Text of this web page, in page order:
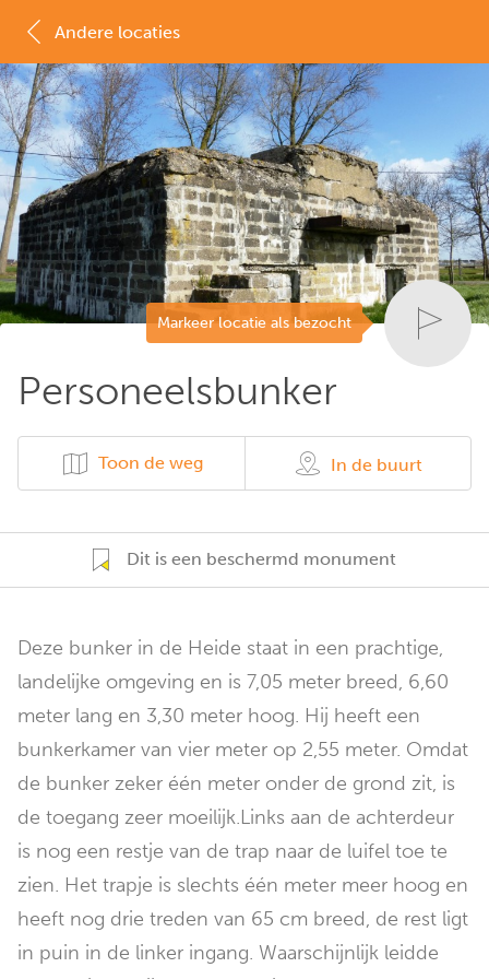
Markeer locatie als bezocht
Personeelsbunker
Toon de weg In de buurt
Dit is een beschermd monument
Deze bunker in de Heide staat in een prachtige,
landelijke omgeving en is 7,05 meter breed, 6,60
meter lang en 3,30 meter hoog. Hij heeft een
bunkerkamer van vier meter op 2,55 meter. Omdat
de bunker zeker één meter onder de grond zit, is
de toegang zeer moeilijk.Links aan de achterdeur
is nog een restje van de trap naar de luifel toe te
zien. Het trapje is slechts één meter meer hoog en
heeft nog drie treden van 65 cm breed, de rest ligt
in puin in de linker ingang. Waarschijnlijk leidde
Andere locaties
MAP LIJST